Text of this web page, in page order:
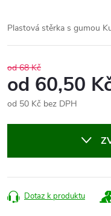
Plastová stěrka s gumou
od 68 Kč
od 60,50
od 50 Kč bez DPH
Dotaz k produktu